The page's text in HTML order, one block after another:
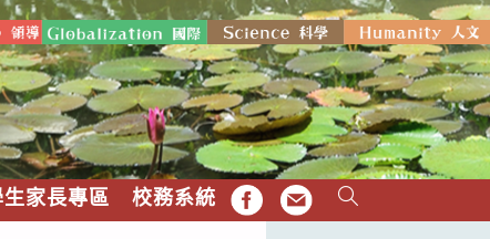
生家長專區 校務系統 FB EMAIL